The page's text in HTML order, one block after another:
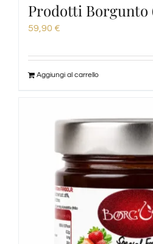
Prodotti Borgunto
59,90 €
Aggiungi al carrello